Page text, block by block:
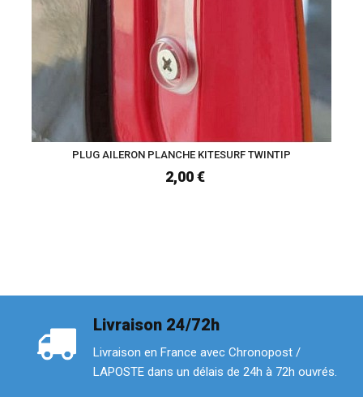
PLUG AILERON PLANCHE KITESURF TWINTIP
2,00 €
Livraison 24/72h
Livraison en France avec Chronopost /
LAPOSTE dans un délais de 24h à 72h ouvrés.